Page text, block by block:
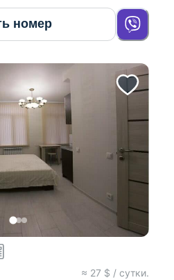
номер
≈ 27 $ / сутки.